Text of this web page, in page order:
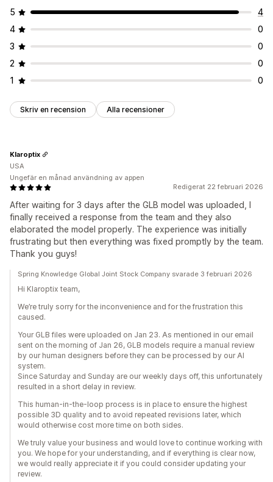
5
4
4
0
3
0
2
0
1
0
Skriv en recension Alla recensioner
Redigerat 22 februari 2026
After waiting for 3 days after the GLB model was uploaded, I
finally received a response from the team and they also
elaborated the model properly. The experience was initially
frustrating but then everything was fixed promptly by the team.
Thank you guys!
Klaroptix
USA
Ungefär en månad användning av appen
Spring Knowledge Global Joint Stock Company svarade 3 februari 2026
Hi Klaroptix team,
We’re truly sorry for the inconvenience and for the frustration this
caused.
Your GLB files were uploaded on Jan 23. As mentioned in our email
sent on the morning of Jan 26, GLB models require a manual review
by our human designers before they can be processed by our AI
system.
Since Saturday and Sunday are our weekly days off, this unfortunately
resulted in a short delay in review.
This human-in-the-loop process is in place to ensure the highest
possible 3D quality and to avoid repeated revisions later, which
would otherwise cost more time on both sides.
We truly value your business and would love to continue working with
you. We hope for your understanding, and if everything is clear now,
we would really appreciate it if you could consider updating your
review.